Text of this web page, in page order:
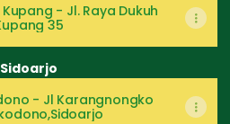
Kupang - Jl. Raya Dukuh
35
Sidoarjo
- Jl Karangnongko